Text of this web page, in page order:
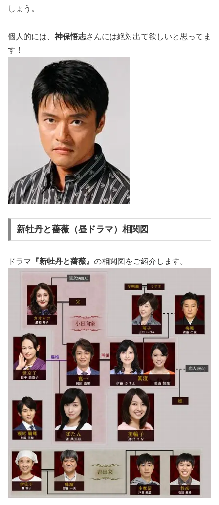
しょう。
個人的には、 神保悟志さんには絶対出て欲しいと思ってま
す！
新牡丹と薔薇（昼ドラマ）相関図
ドラマ 『新牡丹と薔薇』 の相関図をご紹介します。